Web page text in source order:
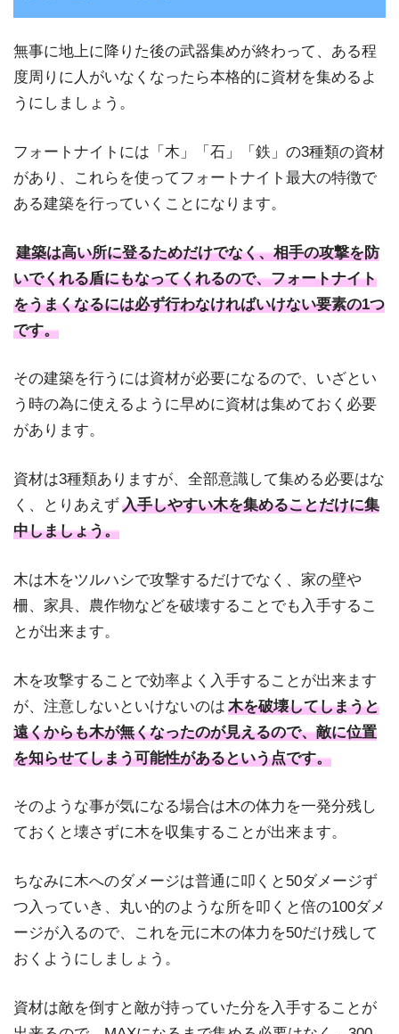
無事に地上に降りた後の武器集めが終わって、ある程
度周りに人がいなくなったら本格的に資材を集めるよ
うにしましょう。
フォートナイトには「木」「石」「鉄」の3種類の資材
があり、これらを使ってフォートナイト最大の特徴で
ある建築を行っていくことになります。
建築は高い所に登るためだけでなく、相手の攻撃を防
いでくれる盾にもなってくれるので、フォートナイト
をうまくなるには必ず行わなければいけない要素の1つ
です。
その建築を行うには資材が必要になるので、いざとい
う時の為に使えるように早めに資材は集めておく必要
があります。
資材は3種類ありますが、全部意識して集める必要はな
く、とりあえず 入手しやすい木を集めることだけに集
中しましょう。
木は木をツルハシで攻撃するだけでなく、家の壁や
柵、家具、農作物などを破壊することでも入手するこ
とが出来ます。
木を攻撃することで効率よく入手することが出来ます
が、注意しないといけないのは 木を破壊してしまうと
遠くからも木が無くなったのが見えるので、敵に位置
を知らせてしまう可能性があるという点です。
そのような事が気になる場合は木の体力を一発分残し
ておくと壊さずに木を収集することが出来ます。
ちなみに木へのダメージは普通に叩くと50ダメージず
つ入っていき、丸い的のような所を叩くと倍の100ダメ
ージが入るので、これを元に木の体力を50だけ残して
おくようにしましょう。
資材は敵を倒すと敵が持っていた分を入手することが